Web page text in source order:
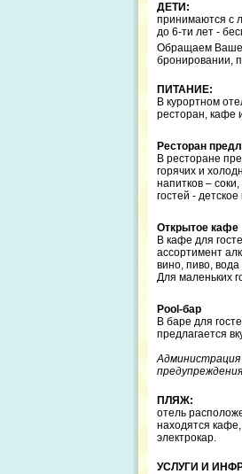
ДЕТИ:
принимаются с
до 6-ти лет -
Обращаем Ваше
бронировании,
ПИТАНИЕ:
В курортном
ресторан, кафе
Ресторан
В ресторане
горячих и
напитков –
гостей -
Открытое кафе
В кафе для
ассортимент
вино, пиво,
Для маленьких
Pool-бар
В баре для
предлагается
Администрация
ПЛЯЖ:
отель
находятся
электрокар.
УСЛУГИ И